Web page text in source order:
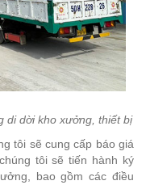
di dời kho xưởng, thiết bị
tôi sẽ cung cấp báo giá
tôi sẽ tiến hành ký
bao gồm các điều